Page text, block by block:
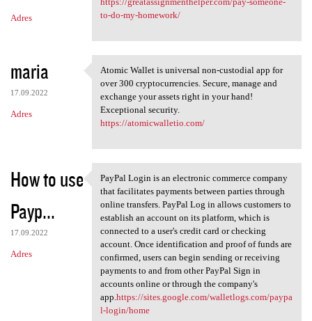
Adres
to-do-my-homework/
maria
17.09.2022
Adres
Atomic Wallet is universal
Atomic Wallet is universal non-custodial app for
over 300 cryptocurrencies. Secure, manage and
exchange your assets right in your hand!
Exceptional security.
https://atomicwalletio.com/
How to use
Payp...
17.09.2022
Adres
PayPal Login is an electronic
PayPal Login is an electronic commerce company
that facilitates payments between parties through
online transfers. PayPal Log in allows customers to
establish an account on its platform, which is
connected to a user's credit card or checking
account. Once identification and proof of funds are
confirmed, users can begin sending or receiving
payments to and from other PayPal Sign in
accounts online or through the company's
app. https://sites.google.com/walletlogs.com/paypa
l-login/home